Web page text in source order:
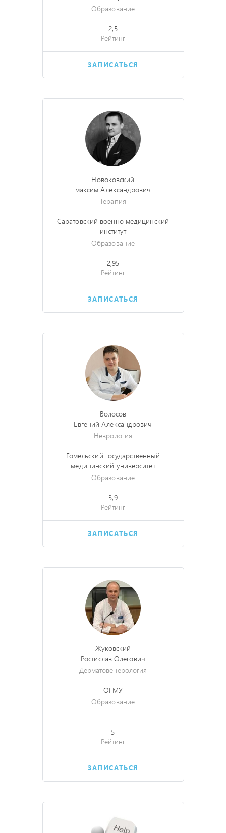
Образование
2,5
Рейтинг
ЗАПИСАТЬСЯ
Новоковский
максим Александрович
Терапия
Саратовский военно медицинский
институт
Образование
2,95
Рейтинг
ЗАПИСАТЬСЯ
Волосов
Евгений Александрович
Неврология
Гомельский государственный
медицинский университет
Образование
3,9
Рейтинг
ЗАПИСАТЬСЯ
Жуковский
Ростислав Олегович
Дерматовенерология
ОГМУ
Образование
5
Рейтинг
ЗАПИСАТЬСЯ